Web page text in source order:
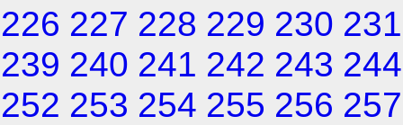
226 227 228 229 230 231
239 240 241 242 243 244
252 253 254 255 256 257